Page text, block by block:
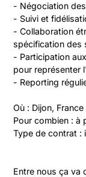
- Négociation
- Suivi et
- Collaboration
spécification des
- Participation
pour représenter
- Reporting
Où : Dijon, France
Pour combien : à
Type de contrat :
Entre nous ça va